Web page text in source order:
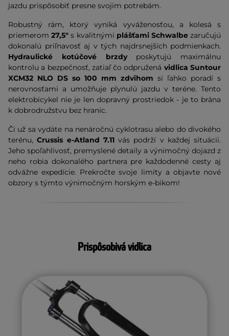
jazdu prispôsobiť presne svojim potrebám.
Robustný rám, ktorý vyniká vyváženosťou, a kolesá s
priemerom27,5" s kvalitnými plášťami Schwalbezaručujú
dokonalú priľnavosť aj v tých najdrsnejších podmienkach.
Hydraulické kotúčové brzdy poskytujú maximálnu
kontrolu a bezpečnosť, zatiaľ čo odpružená vidlica Suntour
XCM32 NLO DS so 100 mm zdvihom si ľahko poradí s
nerovnosťami a umožňuje plynulú jazdu v teréne. Tento
elektrobicykel nie je len dopravný prostriedok - je to brána
k dobrodružstvu bez hraníc.
Či už sa vydáte na nenáročnú cyklotrasu alebo do divokého
terénu,Crussis e-Atland 7.11vás podrží v každej situácii.
Jeho spoľahlivosť, premyslené detaily a výnimočný dojazd z
neho robia dokonalého partnera pre každodenné cesty aj
odvážne expedície. Prekročte svoje limity a objavte nové
obzory s týmto výnimočným horským e-bikom!
Prispôsobivá vidlica